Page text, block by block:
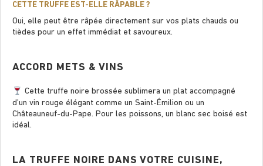
CETTE TRUFFE EST-ELLE RÂPABLE ?
Oui, elle peut être râpée directement sur vos plats chauds ou
tièdes pour un effet immédiat et savoureux.
ACCORD METS & VINS
Cette truffe noire brossée sublimera un plat accompagné
d’un vin rouge élégant comme un Saint-Émilion ou un
Châteauneuf-du-Pape. Pour les poissons, un blanc sec boisé est
idéal.
LA TRUFFE NOIRE DANS VOTRE CUISINE,